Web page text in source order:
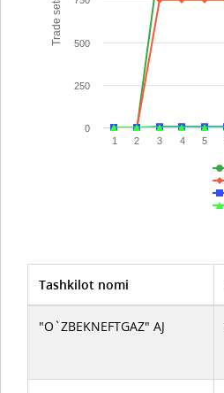
Trade sets
1 2 3 4 5
0
250
500
Tashkilot nomi
"O`ZBEKNEFTGAZ" AJ